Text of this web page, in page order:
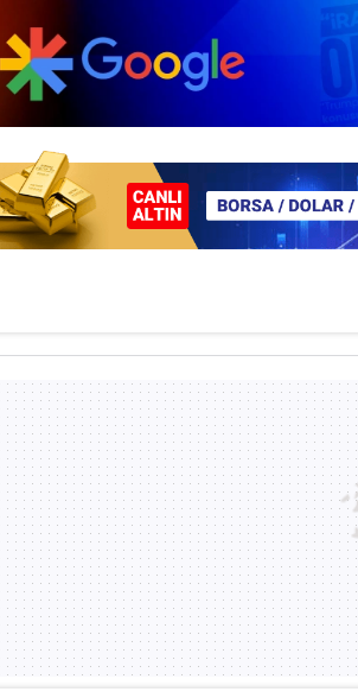
mevzuata uygun olarak kullanılan